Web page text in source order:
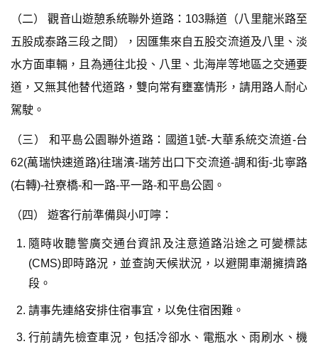
（二） 觀音山遊憩系統聯外道路：103縣道（八里龍米路至
五股成泰路三段之間），因匯集來自五股交流道及八里、淡
水方面車輛，且為通往北投、八里、北海岸等地區之交通要
道，又無其他替代道路，雙向常有壅塞情形，請用路人耐心
駕駛。
（三） 和平島公園聯外道路：國道1號-大華系統交流道-台
62(萬瑞快速道路)往瑞濱-瑞芳出口下交流道-調和街-北寧路
(右轉)-社寮橋-和一路-平一路-和平島公園。
（四） 遊客行前準備與小叮嚀：
隨時收聽警廣交通台資訊及注意道路沿途之可變標誌
(CMS)即時路況，並查詢天候狀況，以避開車潮擁擠路
段。
請事先連絡安排住宿事宜，以免住宿困難。
行前請先檢查車況，包括冷卻水、電瓶水、雨刷水、機